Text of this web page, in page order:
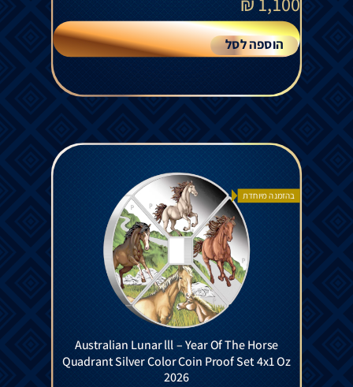
הוספה לסל
בהזמנה מיוחדת
Australian Lunar lll – Year Of The Horse
Quadrant Silver Color Coin Proof Set 4x1 Oz
2026